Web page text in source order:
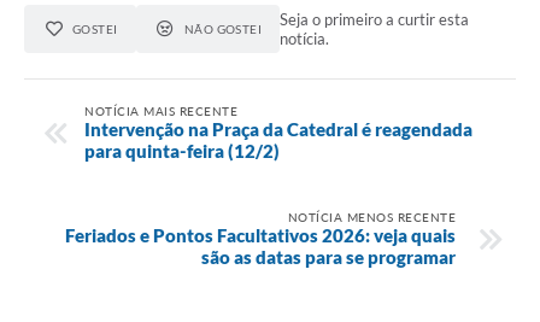
GOSTEI NÃO GOSTEI
Seja o primeiro a curtir esta
notícia.
NOTÍCIA MAIS RECENTE
Intervenção na Praça da Catedral é reagendada
para quinta-feira (12/2)
NOTÍCIA MENOS RECENTE
Feriados e Pontos Facultativos 2026: veja quais
são as datas para se programar